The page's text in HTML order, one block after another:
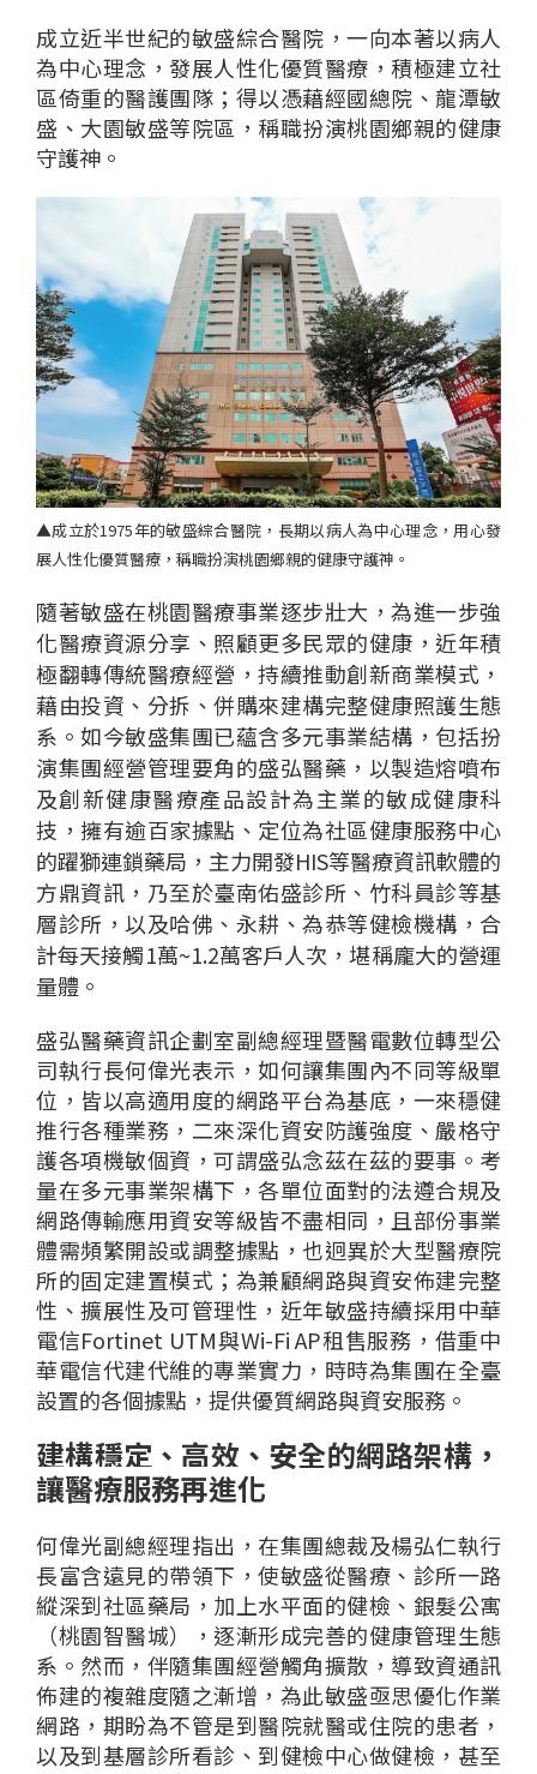
成立近半世紀的敏盛綜合醫院， 一向本著以病人
為中心理念， 發展人性化優質醫療，積極建立社
區倚重的醫護團隊 ； 得以憑藉經國總院、龍潭敏
盛、大園敏盛等院區，稱職扮演桃園鄉親的健康
守護神。
▲成立於1975年的敏盛綜合醫院，長期以病人為中心理念，用心發
展人性化優質醫療，稱職扮演桃園鄉親的健康守護神。
隨著敏盛在桃園醫療事業逐步壯大 ， 為進一步強
化醫療資源分享 、 照顧更多民眾的健康 ，近年積
極翻轉傳統醫療經營， 持續推動創新商業模式，
藉由投資、分拆、 併購來建構完整健康照護生態
系。 如今敏盛集團已蘊含多元事業結構，包括扮
演集團經營管理要角的盛弘醫藥，以製造熔噴布
及創新健康醫療產品設計為主業的敏成健康科
技， 擁有逾百家據點、 定位為社區健康服務中心
的躍獅連鎖藥局，主力開發HIS等醫療資訊軟體的
方鼎資訊 ， 乃至於臺南佑盛診所、 竹科員診等基
層診所， 以及哈佛、 永耕 、為恭等健檢機構 ，合
計每天接觸1萬~1.2萬客戶人次，堪稱龐大的營運
量體。
盛弘醫藥資訊企劃室副總經理暨醫電數位轉型公
司執行長何偉光表示，如何讓集團內不同等級單
位，皆以高適用度的網路平台為基底，一來穩健
推行各種業務，二來深化資安防護強度 、嚴格守
護各項機敏個資，可謂盛弘念茲在茲的要事。考
量在多元事業架構下，各單位面對的法遵合規及
網路傳輸應用資安等級皆不盡相同， 且部份事業
體需頻繁開設或調整據點， 也迥異於大型醫療院
所的固定建置模式 ； 為兼顧網路與資安佈建完整
性、擴展性及可管理性， 近年敏盛持續採用中華
電信Fortinet UTM與Wi-Fi AP租售服務，借重中
華電信代建代維的專業實力，時時為集團在全臺
設置的各個據點，提供優質網路與資安服務 。
建構穩定、高效、安全的網路架構，
讓醫療服務再進化
何偉光副總經理指出 ， 在集團總裁及楊弘仁執行
長富含遠見的帶領下 ， 使敏盛從醫療 、診所一路
縱深到社區藥局 ，加上水平面的健檢 、銀髮公寓
（桃園智醫城） ，逐漸形成完善的健康管理生態
系 。 然而， 伴隨集團經營觸角擴散， 導致資通訊
佈建的複雜度隨之漸增 ， 為此敏盛亟思優化作業
網路，期盼為不管是到醫院就醫或住院的患者，
以及到基層診所看診、 到健檢中心做健檢，甚至